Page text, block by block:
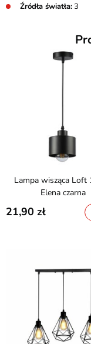
Źródła światła:3
Lampa wisząca Loft 1xE27
Elena czarna
21,90